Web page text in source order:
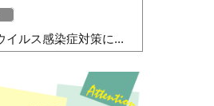
イルス感染症対策に...